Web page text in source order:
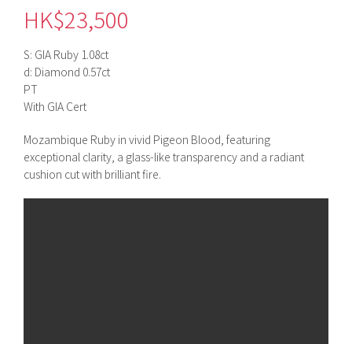
HK$23,500
S: GIA Ruby 1.08ct
d: Diamond 0.57ct
PT
With GIA Cert
Mozambique Ruby in vivid Pigeon Blood, featuring
exceptional clarity, a glass-like transparency and a radiant
cushion cut with brilliant fire.